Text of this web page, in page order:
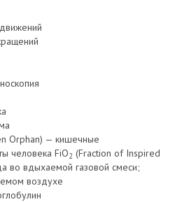
Orphan) — кишечные
человека FiO2 (Fraction of Inspired
во вдыхаемой газовой смеси;
воздухе